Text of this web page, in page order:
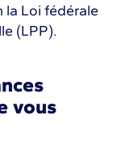
la Loi fédérale
(LPP).
vous